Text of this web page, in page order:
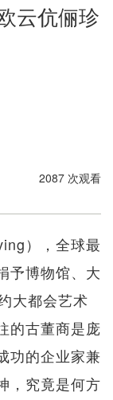
云伉俪珍
2087 次观看
），全球最
予博物馆、大
大都会艺术
的古董商是庞
功的企业家兼
，究竟是何方